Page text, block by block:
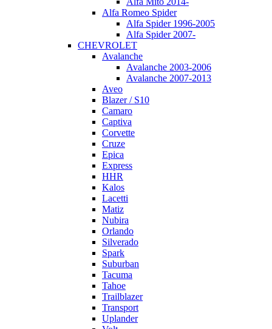
Alfa Romeo Spider
Alfa Spider 1996-2005
Alfa Spider 2007-
CHEVROLET
Avalanche
Avalanche 2003-2006
Avalanche 2007-2013
Aveo
Blazer / S10
Camaro
Captiva
Corvette
Cruze
Epica
Express
HHR
Kalos
Lacetti
Matiz
Nubira
Orlando
Silverado
Spark
Suburban
Tacuma
Tahoe
Trailblazer
Transport
Uplander